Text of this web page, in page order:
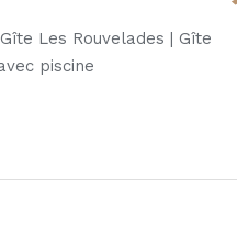
Gîte Les Rouvelades | Gîte
piscine